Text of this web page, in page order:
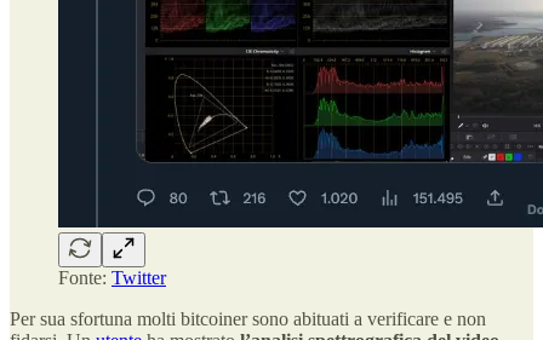
Fonte: Twitter
Per sua sfortuna molti bitcoiner sono abituati a verificare e non